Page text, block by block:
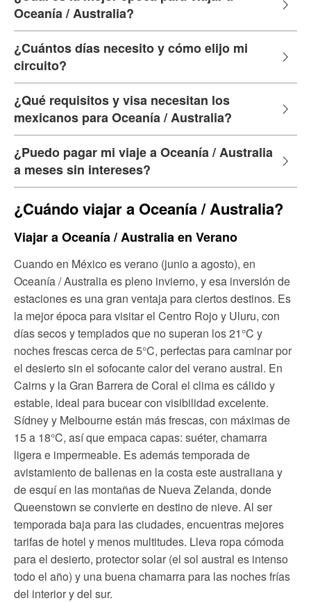
Oceanía / Australia?
¿Cuántos días necesito y cómo elijo mi
circuito?
¿Qué requisitos y visa necesitan los
mexicanos para Oceanía / Australia?
¿Puedo pagar mi viaje a Oceanía / Australia
a meses sin intereses?
¿Cuándo viajar a Oceanía / Australia?
Viajar a Oceanía / Australia en Verano
Cuando en México es verano (junio a agosto), en
Oceanía / Australia es pleno invierno, y esa inversión de
estaciones es una gran ventaja para ciertos destinos. Es
la mejor época para visitar el Centro Rojo y Uluru, con
días secos y templados que no superan los 21°C y
noches frescas cerca de 5°C, perfectas para caminar por
el desierto sin el sofocante calor del verano austral. En
Cairns y la Gran Barrera de Coral el clima es cálido y
estable, ideal para bucear con visibilidad excelente.
Sídney y Melbourne están más frescas, con máximas de
15 a 18°C, así que empaca capas: suéter, chamarra
ligera e impermeable. Es además temporada de
avistamiento de ballenas en la costa este australiana y
de esquí en las montañas de Nueva Zelanda, donde
Queenstown se convierte en destino de nieve. Al ser
temporada baja para las ciudades, encuentras mejores
tarifas de hotel y menos multitudes. Lleva ropa cómoda
para el desierto, protector solar (el sol austral es intenso
todo el año) y una buena chamarra para las noches frías
del interior y del sur.